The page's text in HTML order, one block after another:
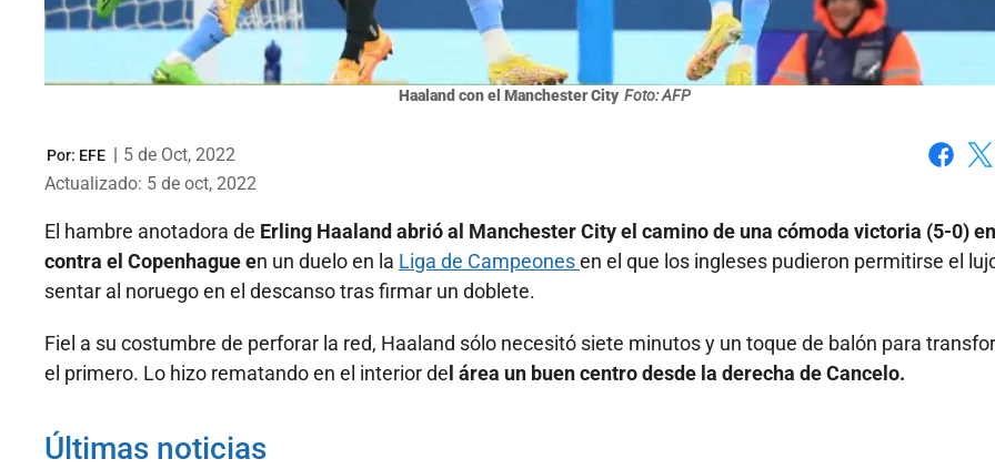
Haaland con el Manchester City Foto: AFP
Por: EFE | 5 de Oct, 2022
Actualizado: 5 de oct, 2022
El hambre anotadora de Erling Haaland abrió al Manchester City el camino de una cómoda victoria (5-0)
contra el Copenhague en un duelo en la Liga de Campeonesen el que los ingleses pudieron permitirse el
sentar al noruego en el descanso tras firmar un doblete.
Fiel a su costumbre de perforar la red, Haaland sólo necesitó siete minutos y un toque de balón para
el primero. Lo hizo rematando en el interior de l área un buen centro desde la derecha de Cancelo.
Últimas noticias